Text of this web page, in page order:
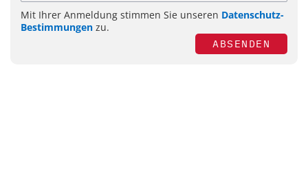
Mit Ihrer Anmeldung stimmen Sie unseren Datenschutz-
Bestimmungen zu.
ABSENDEN